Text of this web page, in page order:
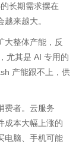
长期需求摆在
来越大。
大整体产能，反
尤其是 AI 专用的
产能跟不上，供
费者。云服务
成本大幅上涨的
电脑、手机可能